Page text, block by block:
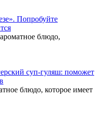
Попробуйте
блюдо,
суп-гуляш: поможет
блюдо, которое имеет